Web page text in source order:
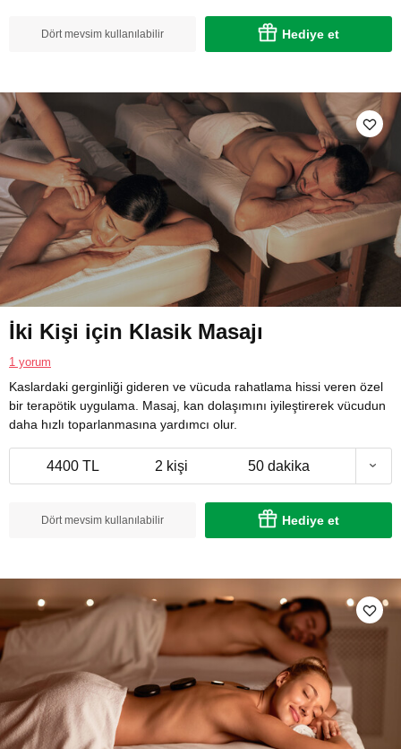
Dört mevsim kullanılabilir Hediye et
İki Kişi için Klasik Masajı
1 yorum
Kaslardaki gerginliği gideren ve vücuda rahatlama hissi veren özel
bir terapötik uygulama. Masaj, kan dolaşımını iyileştirerek vücudun
daha hızlı toparlanmasına yardımcı olur.
4400 TL 2 kişi 50 dakika
Dört mevsim kullanılabilir Hediye et